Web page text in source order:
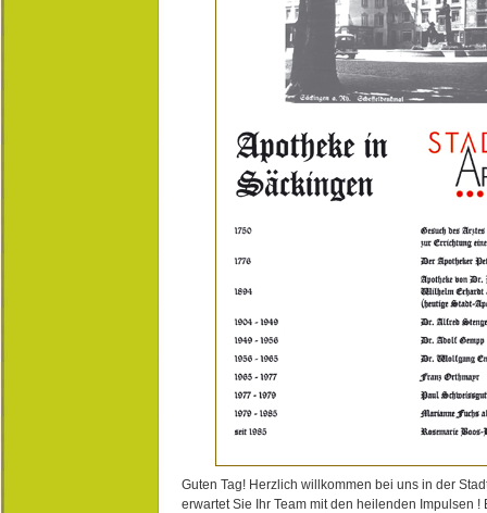
Guten Tag! Herzlich willkommen bei uns in der
erwartet Sie Ihr Team mit den heilenden Impulsen !